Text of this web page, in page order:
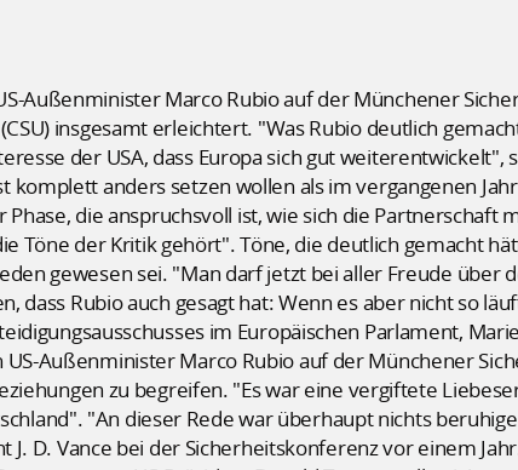
Außenminister Marco Rubio auf der Münchener
insgesamt erleichtert. "Was Rubio deutlich
der USA, dass Europa sich gut weiterentwickelt",
komplett anders setzen wollen als im vergangenen
die anspruchsvoll ist, wie sich die Partnerschaft
Töne der Kritik gehört". Töne, die deutlich gemacht
gewesen sei. "Man darf jetzt bei aller Freude über
dass Rubio auch gesagt hat: Wenn es aber nicht so
im Europäischen Parlament,
Außenminister Marco Rubio auf der Münchener
zu begreifen. "Es war eine vergiftete
"An dieser Rede war überhaupt nichts
J. D. Vance bei der Sicherheitskonferenz vor einem